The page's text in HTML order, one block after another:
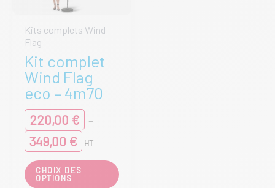
Kits complets Wind
Flag
Kit complet
Wind Flag
eco – 4m70
220,00 € –
349,00 € Plage
de
prix :
220,00 €
HT
CHOIX DES
OPTIONS
produit